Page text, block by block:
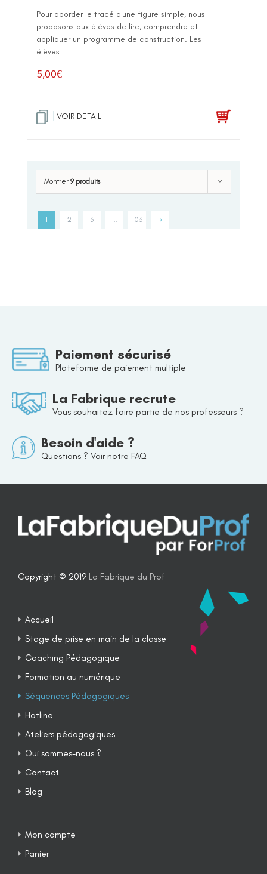
Pour aborder le tracé d'une figure simple, nous
proposons aux élèves de lire, comprendre et
appliquer un programme de construction. Les
élèves...
5,00€
VOIR DETAIL
Montrer 9 produits
1 2 3 … 103
Paiement sécurisé
Plateforme de paiement multiple
La Fabrique recrute
Vous souhaitez faire partie de nos professeurs ?
Besoin d'aide ?
Questions ? Voir notre FAQ
Copyright © 2019 La Fabrique du Prof
Accueil
Stage de prise en main de la classe
Coaching Pédagogique
Formation au numérique
Séquences Pédagogiques
Hotline
Ateliers pédagogiques
Qui sommes-nous ?
Contact
Blog
Mon compte
Panier